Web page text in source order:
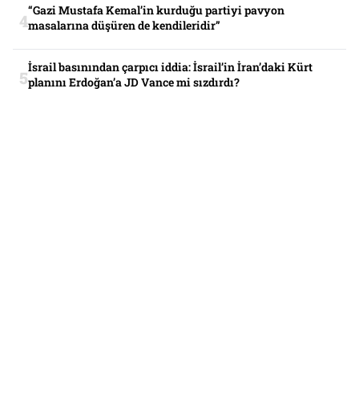
“Gazi Mustafa Kemal’in kurduğu partiyi pavyon
masalarına düşüren de kendileridir”
İsrail basınından çarpıcı iddia: İsrail’in İran’daki Kürt
planını Erdoğan’a JD Vance mi sızdırdı?